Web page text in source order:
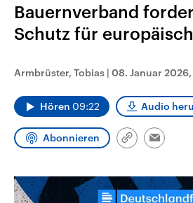
Landtagswahl Sachsen-Anhalt
2026
September 2026 einen neuen
Landtag. Seit 2021 wird das
Bundesland von einer Koalition aus
Bauernverband
Schutz für
Armbrüster, Tobias | 08. Januar
Hören 09:22 Audio
Abonnieren
Link
Email